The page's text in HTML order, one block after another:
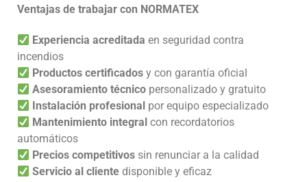
Ventajas de trabajar con NORMATEX
Experiencia acreditada en seguridad contra
incendios
Productos certificados y con garantía oficial
Asesoramiento técnico personalizado y gratuito
Instalación profesional por equipo especializado
Mantenimiento integral con recordatorios
automáticos
Precios competitivos sin renunciar a la calidad
Servicio al cliente disponible y eficaz